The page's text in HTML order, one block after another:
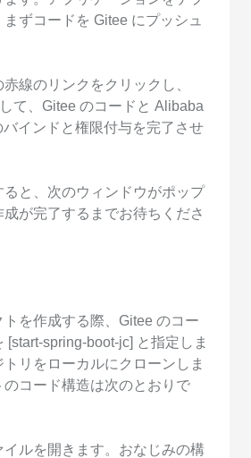
ずコードを Gitee にプッシュ
線のリンクをクリックし、
て、Gitee のコードと Alibaba
インドと権限付与を完了させ
と、次のウィンドウがポップ
が完了するまでお待ちくださ
トを作成する際、Gitee のコー
[start-spring-boot-jc] と指定しま
リをローカルにクローンしま
コード構造は次のとおりで
イルを開きます。おなじみの構